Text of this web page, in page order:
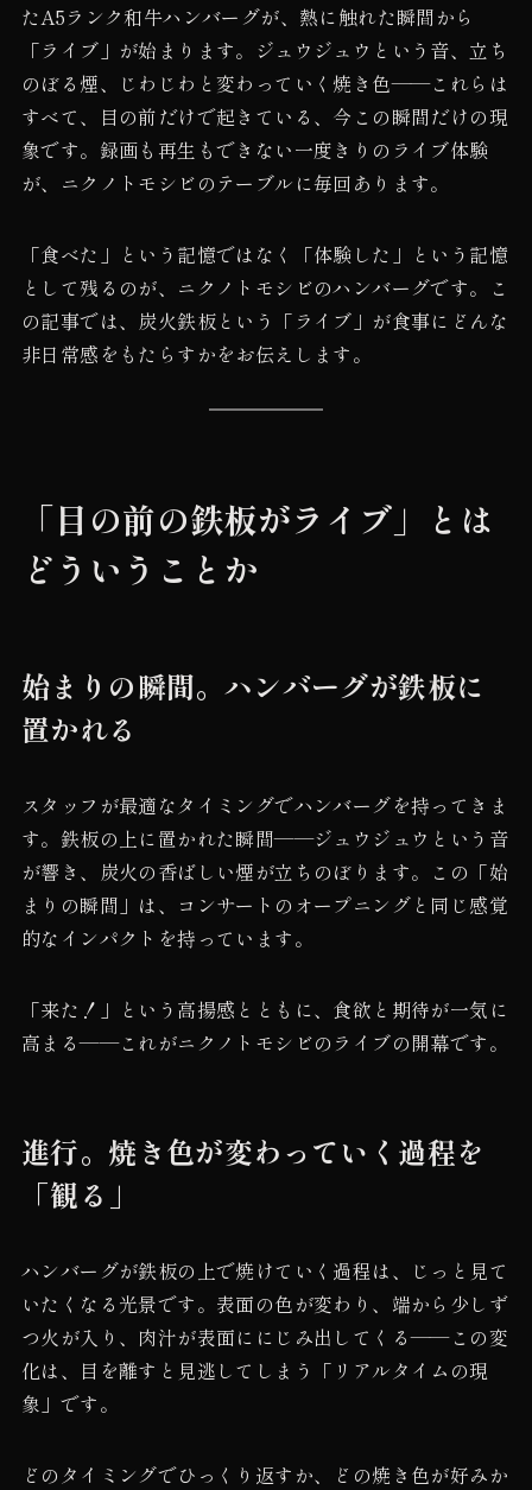
たA5ランク和牛ハンバーグが、熱に触れた瞬間から
「ライブ」が始まります。ジュウジュウという音、立ち
のぼる煙、じわじわと変わっていく焼き色——これらは
すべて、目の前だけで起きている、今この瞬間だけの現
象です。録画も再生もできない一度きりのライブ体験
が、ニクノトモシビのテーブルに毎回あります。
「食べた」という記憶ではなく「体験した」という記憶
として残るのが、ニクノトモシビのハンバーグです。こ
の記事では、炭火鉄板という「ライブ」が食事にどんな
非日常感をもたらすかをお伝えします。
「目の前の鉄板がライブ」とは
どういうことか
始まりの瞬間。ハンバーグが鉄板に
置かれる
スタッフが最適なタイミングでハンバーグを持ってきま
す。鉄板の上に置かれた瞬間——ジュウジュウという音
が響き、炭火の香ばしい煙が立ちのぼります。この「始
まりの瞬間」は、コンサートのオープニングと同じ感覚
的なインパクトを持っています。
「来た！」という高揚感とともに、食欲と期待が一気に
高まる——これがニクノトモシビのライブの開幕です。
進行。焼き色が変わっていく過程を
「観る」
ハンバーグが鉄板の上で焼けていく過程は、じっと見て
いたくなる光景です。表面の色が変わり、端から少しず
つ火が入り、肉汁が表面ににじみ出してくる——この変
化は、目を離すと見逃してしまう「リアルタイムの現
象」です。
どのタイミングでひっくり返すか、どの焼き色が好みか